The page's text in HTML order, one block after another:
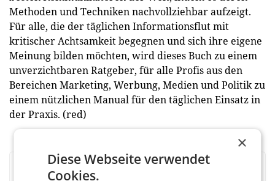
Methoden und Techniken nachvollziehbar aufzeigt.
Für alle, die der täglichen Informationsflut mit
kritischer Achtsamkeit begegnen und sich ihre eigene
Meinung bilden möchten, wird dieses Buch zu einem
unverzichtbaren Ratgeber, für alle Profis aus den
Bereichen Marketing, Werbung, Medien und Politik zu
einem nützlichen Manual für den täglichen Einsatz in
der Praxis. (red)
BEWERTEN SIE DIESEN ARTIKEL
×
Diese Webseite verwendet
Cookies.